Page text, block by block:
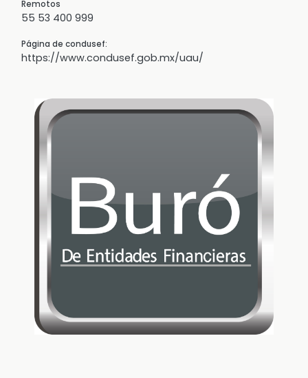
Remotos
55 53 400 999
Página de condusef:
https://www.condusef.gob.mx/uau/